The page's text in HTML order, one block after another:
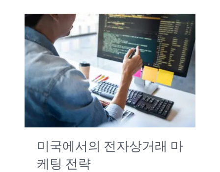
미국에서의 전자상거래 마
케팅 전략